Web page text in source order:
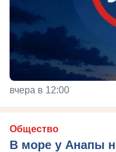
вчера в 12:00
Общество
В море у Анапы